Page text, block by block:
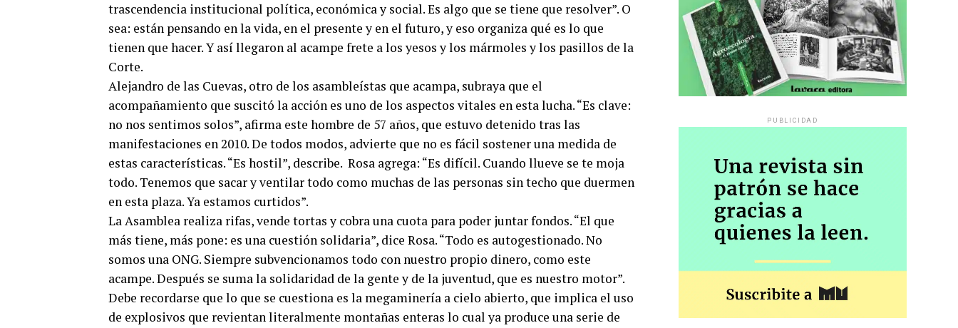
trascendencia institucional política, económica y social. Es algo que se tiene que resolver”. O
sea: están pensando en la vida, en el presente y en el futuro, y eso organiza qué es lo que
tienen que hacer. Y así llegaron al acampe frete a los yesos y los mármoles y los pasillos de la
Corte.
Alejandro de las Cuevas, otro de los asambleístas que acampa, subraya que el
acompañamiento que suscitó la acción es uno de los aspectos vitales en esta lucha. “Es clave:
no nos sentimos solos”, afirma este hombre de 57 años, que estuvo detenido tras las
manifestaciones en 2010. De todos modos, advierte que no es fácil sostener una medida de
estas características. “Es hostil”, describe. Rosa agrega: “Es difícil. Cuando llueve se te moja
todo. Tenemos que sacar y ventilar todo como muchas de las personas sin techo que duermen
en esta plaza. Ya estamos curtidos”.
La Asamblea realiza rifas, vende tortas y cobra una cuota para poder juntar fondos. “El que
más tiene, más pone: es una cuestión solidaria”, dice Rosa. “Todo es autogestionado. No
somos una ONG. Siempre subvencionamos todo con nuestro propio dinero, como este
acampe. Después se suma la solidaridad de la gente y de la juventud, que es nuestro motor”.
Debe recordarse que lo que se cuestiona es la megaminería a cielo abierto, que implica el uso
de explosivos que revientan literalmente montañas enteras lo cual ya produce una serie de
PUBLICIDAD